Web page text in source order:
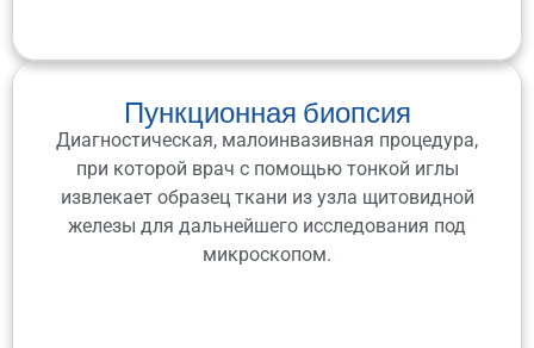
Пункционная биопсия
Диагностическая, малоинвазивная процедура,
при которой врач с помощью тонкой иглы
извлекает образец ткани из узла щитовидной
железы для дальнейшего исследования под
микроскопом.